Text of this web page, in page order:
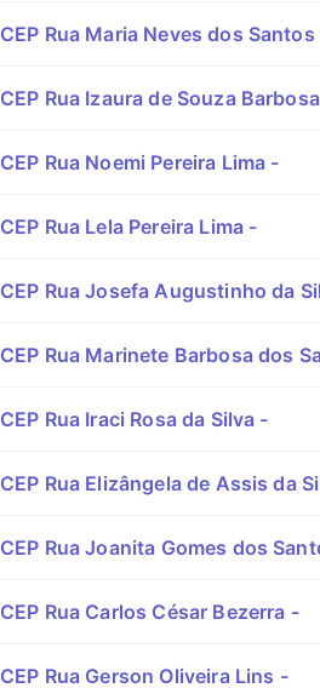
CEP Rua Maria Neves dos Santos
CEP Rua Izaura de Souza
CEP Rua Noemi Pereira Lima -
CEP Rua Lela Pereira Lima -
CEP Rua Josefa Augustinho da
CEP Rua Marinete Barbosa dos
CEP Rua Iraci Rosa da Silva -
CEP Rua Elizângela de Assis da
CEP Rua Joanita Gomes dos
CEP Rua Carlos César Bezerra -
CEP Rua Gerson Oliveira Lins -